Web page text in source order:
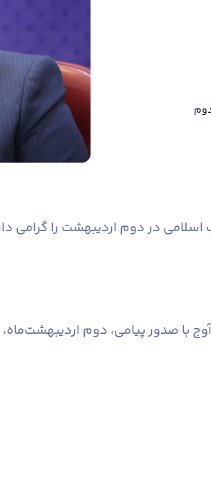
اسلامی در دوم اردیبهشت را گرامی
با صدور پیامی، دوم